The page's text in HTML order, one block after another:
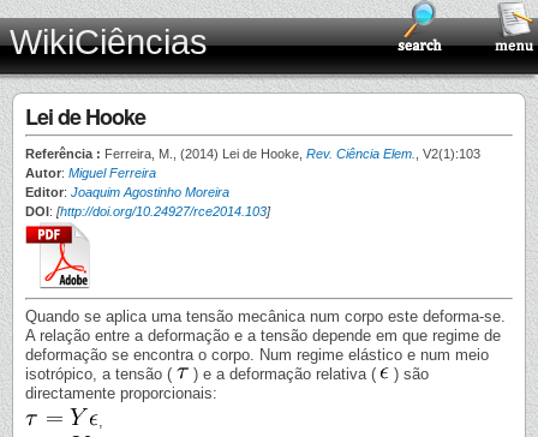
WikiCiências
Lei de Hooke
Referência : Ferreira, M., (2014) Lei de Hooke, Rev. Ciência Elem.
, V2(1):103
Autor: Miguel Ferreira
Editor: Joaquim Agostinho Moreira
DOI: [http://doi.org/10.24927/rce2014.103]
Quando se aplica uma tensão mecânica num corpo este deforma-se.
A relação entre a deformação e a tensão depende em que regime de
deformação se encontra o corpo. Num regime elástico e num meio
isotrópico, a tensão (
) e a deformação relativa (
) são
directamente proporcionais:
,